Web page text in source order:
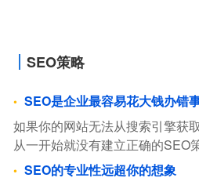
SEO策略
SEO是企业最容易花大钱办错
如果你的网站无法从搜索引擎获
从一开始就没有建立正确的SEO策
SEO的专业性远超你的想象